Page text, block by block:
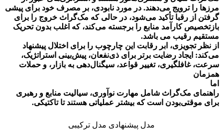
مرزها را ترویج می‌دهند. در مورد نابودی، بر مصرف خود برای پیشی
گرفتن از رقبا تأکید می‌شود، در حالی که مک‌گراث خروج را برای
بازتخصیص کارآمد منابع را برجسته می‌کند، که اغلب بدون تحریک
مستقیم رقیب می باشد.
از نظر تجویزی، ابر رقابت این چارچوب را برای اختلال پیشنهاد
می‌کند: ایجاد رضایت برتر برای ذی‌نفعان، پیش‌بینی استراتژیک،
سرعت، غافلگیری، تغییر قواعد، سیگنال‌دهی به بازار، و حملات
همزمان
اما
راهنمای مک‌گراث شامل مهارت نوآوری، سیالیت منابع و رهبری
برای موقتی‌بودن است که بیشتر عملیاتی هستند تا تاکتیکی.
مدل پیشنهادی مدل ترکیبی